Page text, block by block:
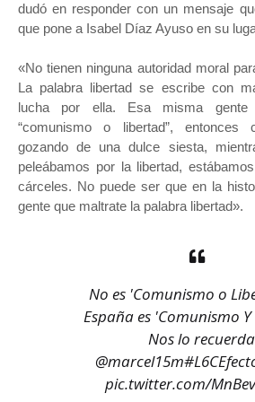
dudó en responder con un mensaje
que pone a Isabel Díaz Ayuso en su
«No tienen ninguna autoridad moral
La palabra libertad se escribe con
lucha por ella. Esa misma
“comunismo o libertad”, entonces
gozando de una dulce siesta,
peleábamos por la libertad,
cárceles. No puede ser que en la
gente que maltrate la palabra libertad».
No es 'Comunismo o
España es 'Comunismo
Nos lo recuerda
@marcel15m
pic.twitter.com/